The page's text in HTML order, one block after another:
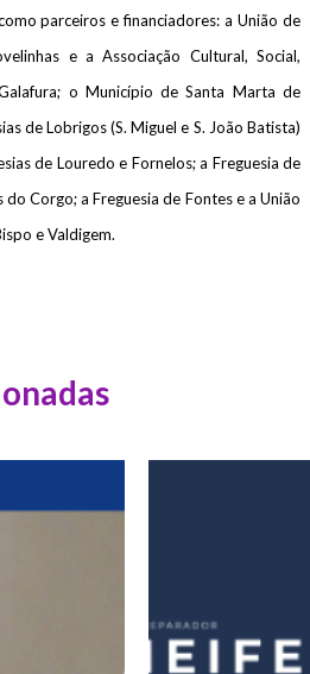
parceiros e financiadores: a União de
e a Associação Cultural, Social,
o Município de Santa Marta de
de Lobrigos (S. Miguel e S. João Batista)
de Louredo e Fornelos; a Freguesia de
do Corgo; a Freguesia de Fontes e a União
e Valdigem.